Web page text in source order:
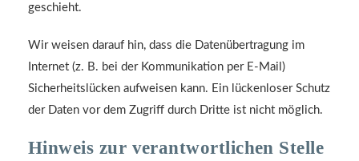
geschieht.
Wir weisen darauf hin, dass die Datenübertragung im
Internet (z. B. bei der Kommunikation per E-Mail)
Sicherheitslücken aufweisen kann. Ein lückenloser Schutz
der Daten vor dem Zugriff durch Dritte ist nicht möglich.
Hinweis zur verantwortlichen Stelle